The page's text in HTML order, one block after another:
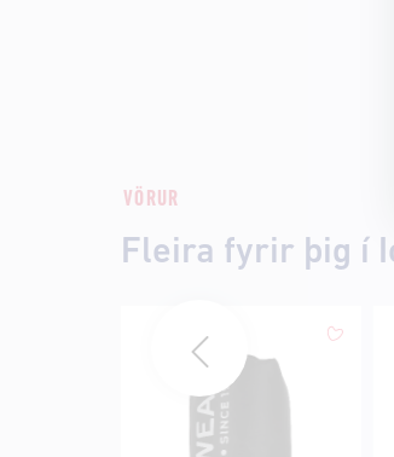
VÖRUR
Fleira fyrir þig í